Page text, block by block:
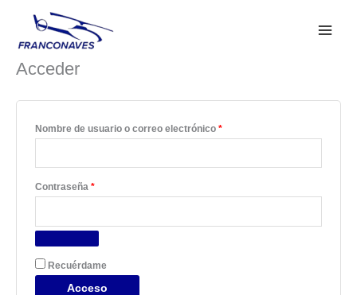
contenido
Acceder
Nombre de usuario o correo electrónico *
Contraseña *
Recuérdame
Acceso